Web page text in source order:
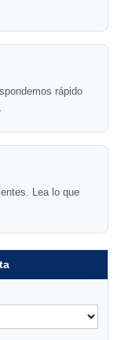
rápido
Lea lo que